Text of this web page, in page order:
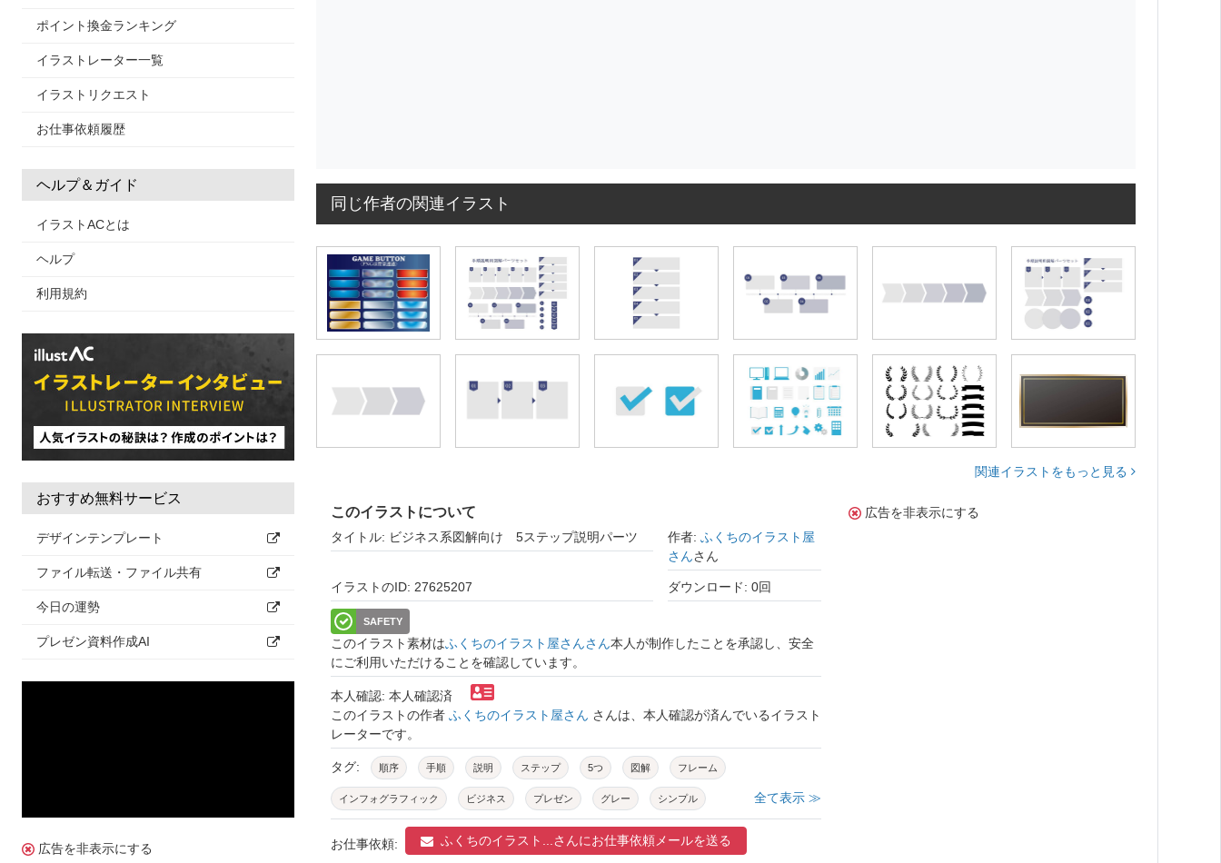
ポイント換金ランキング
イラストレーター一覧
イラストリクエスト
お仕事依頼履歴
ヘルプ＆ガイド
イラストACとは
ヘルプ
利用規約
おすすめ無料サービス
デザインテンプレート
ファイル転送・ファイル共有
今日の運勢
プレゼン資料作成AI
広告を非表示にする
同じ作者の関連イラスト
関連イラストをもっと見る
このイラストについて
タイトル: ビジネス系図解向け 5ステップ説明パーツ 作者: ふくちのイラスト屋
さんさん
イラストのID: 27625207 ダウンロード: 0回
SAFETY
このイラスト素材はふくちのイラスト屋さんさん本人が制作したことを承認し、安全
にご利用いただけることを確認しています。
本人確認: 本人確認済
このイラストの作者 ふくちのイラスト屋さん さんは、本人確認が済んでいるイラスト
レーターです。
タグ: 順序 手順 説明 ステップ 5つ 図解 フレーム
インフォグラフィック ビジネス プレゼン グレー シンプル
ミニマル スタイリッシュ ベクター
全て表示 ≫
お仕事依頼: ふくちのイラスト...さんにお仕事依頼メールを送る
広告を非表示にする